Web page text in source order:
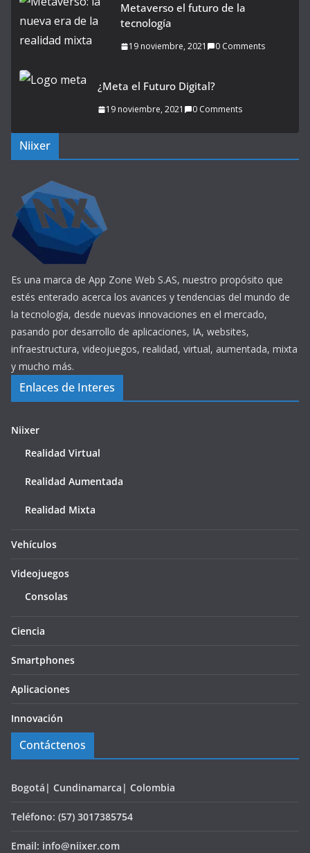
Metaverso el futuro de la
tecnología
19 noviembre, 2021 0 Comments
¿Meta el Futuro Digital?
19 noviembre, 2021 0 Comments
Niixer
Es una marca de App Zone Web S.AS, nuestro propósito que
estés enterado acerca los avances y tendencias del mundo de
la tecnología, desde nuevas innovaciones en el mercado,
pasando por desarrollo de aplicaciones, IA, websites,
infraestructura, videojuegos, realidad, virtual, aumentada, mixta
y mucho más.
Enlaces de Interes
Niixer
Realidad Virtual
Realidad Aumentada
Realidad Mixta
Vehículos
Videojuegos
Consolas
Ciencia
Smartphones
Aplicaciones
Innovación
Contáctenos
Bogotá| Cundinamarca| Colombia
Teléfono: (57) 3017385754
Email: info@niixer.com